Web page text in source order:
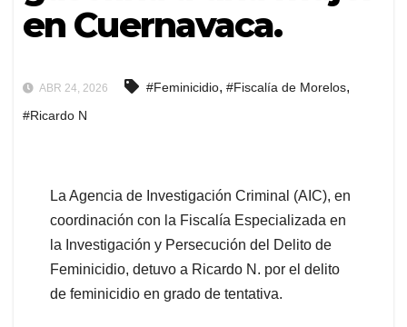
en Cuernavaca.
ABR 24, 2026 #Feminicidio, #Fiscalía de Morelos,
#Ricardo N
La Agencia de Investigación Criminal (AIC), en
coordinación con la Fiscalía Especializada en
la Investigación y Persecución del Delito de
Feminicidio, detuvo a Ricardo N. por el delito
de feminicidio en grado de tentativa.